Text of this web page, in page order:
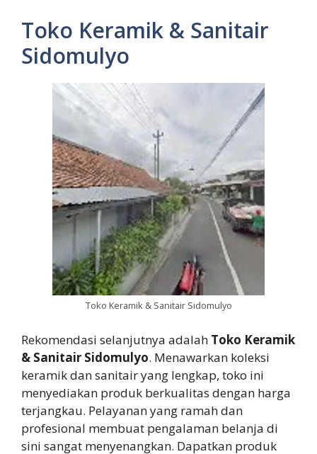
Toko Keramik & Sanitair
Sidomulyo
Toko Keramik & Sanitair Sidomulyo
Rekomendasi selanjutnya adalah Toko Keramik
& Sanitair Sidomulyo. Menawarkan koleksi
keramik dan sanitair yang lengkap, toko ini
menyediakan produk berkualitas dengan harga
terjangkau. Pelayanan yang ramah dan
profesional membuat pengalaman belanja di
sini sangat menyenangkan. Dapatkan produk